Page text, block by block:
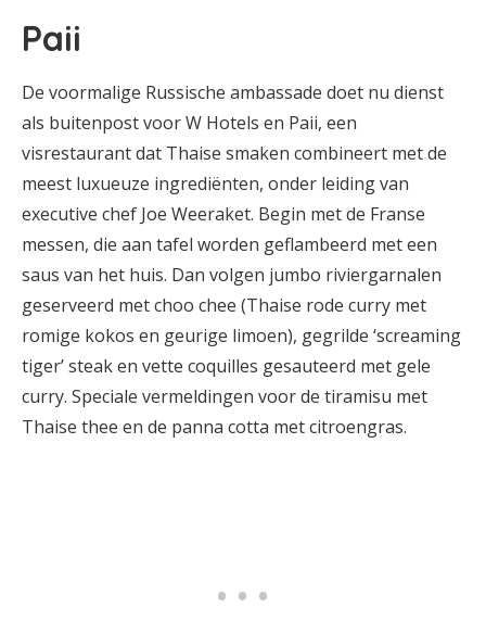
Paii
De voormalige Russische ambassade doet nu dienst
als buitenpost voor W Hotels en Paii, een
visrestaurant dat Thaise smaken combineert met de
meest luxueuze ingrediënten, onder leiding van
executive chef Joe Weeraket. Begin met de Franse
messen, die aan tafel worden geflambeerd met een
saus van het huis. Dan volgen jumbo riviergarnalen
geserveerd met choo chee (Thaise rode curry met
romige kokos en geurige limoen), gegrilde ‘screaming
tiger’ steak en vette coquilles gesauteerd met gele
curry. Speciale vermeldingen voor de tiramisu met
Thaise thee en de panna cotta met citroengras.